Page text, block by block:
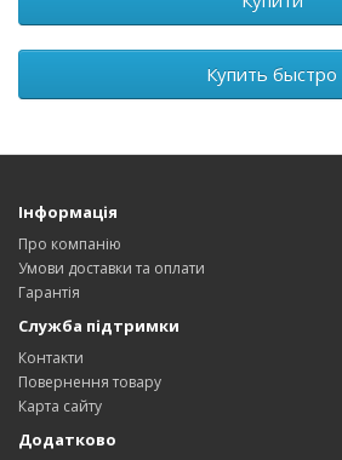
Купить быстро
Інформація
Про компанію
Умови доставки та оплати
Гарантія
Служба підтримки
Контакти
Повернення товару
Карта сайту
Додатково